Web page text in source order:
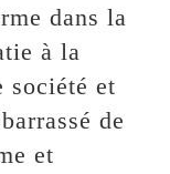
dans la
à la
société et
de
et